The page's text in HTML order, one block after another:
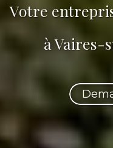
Votre
à Vaires-